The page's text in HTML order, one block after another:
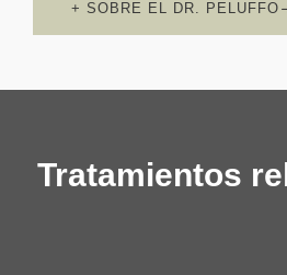
+ SOBRE EL DR. PELUFFO
Tratamientos